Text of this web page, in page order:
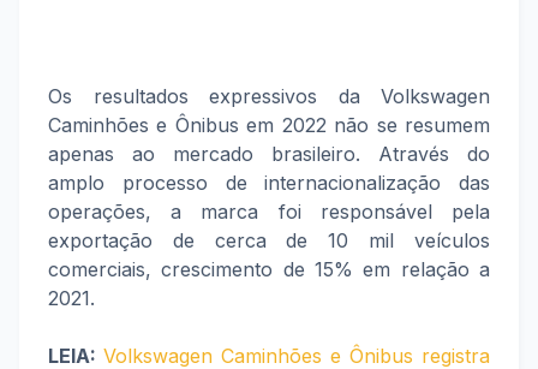
Os resultados expressivos da Volkswagen
Caminhões e Ônibus em 2022 não se resumem
apenas ao mercado brasileiro. Através do
amplo processo de internacionalização das
operações, a marca foi responsável pela
exportação de cerca de 10 mil veículos
comerciais, crescimento de 15% em relação a
2021.
LEIA: Volkswagen Caminhões e Ônibus registra